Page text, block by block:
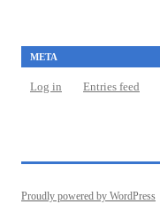
META
Log in Entries feed
Proudly powered by WordPress